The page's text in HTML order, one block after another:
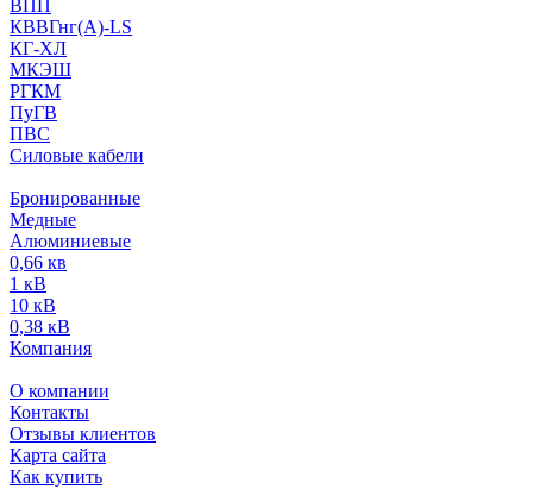
ВПП
КВВГнг(А)-LS
КГ-ХЛ
МКЭШ
РГКМ
ПуГВ
ПВС
Силовые кабели
Бронированные
Медные
Алюминиевые
0,66 кв
1 кВ
10 кВ
0,38 кВ
Компания
О компании
Контакты
Отзывы клиентов
Карта сайта
Как купить